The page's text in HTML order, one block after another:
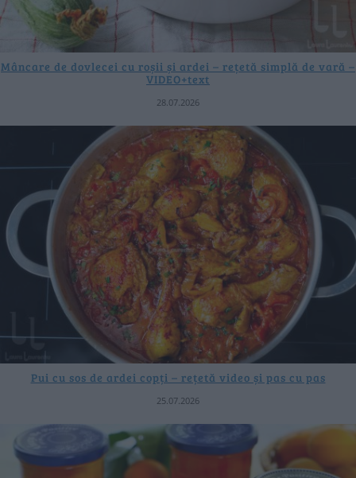
Mâncare de dovlecei cu roșii și ardei – rețetă simplă de vară –
VIDEO+text
28.07.2026
Pui cu sos de ardei copți – rețetă video și pas cu pas
25.07.2026